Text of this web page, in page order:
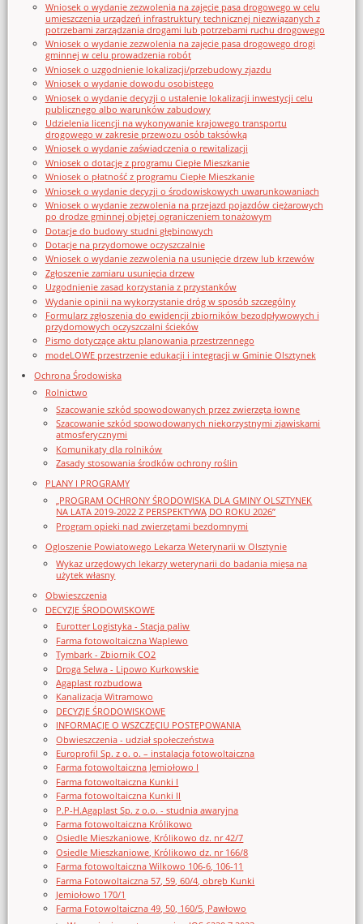
Wniosek o wydanie zezwolenia na zajęcie pasa drogowego w celu
umieszczenia urządzeń infrastruktury technicznej niezwiązanych z
potrzebami zarządzania drogami lub potrzebami ruchu drogowego
Wniosek o wydanie zezwolenia na zajęcie pasa drogowego drogi
gminnej w celu prowadzenia robót
Wniosek o uzgodnienie lokalizacji/przebudowy zjazdu
Wniosek o wydanie dowodu osobistego
Wniosek o wydanie decyzji o ustalenie lokalizacji inwestycji celu
publicznego albo warunków zabudowy
Udzielenia licencji na wykonywanie krajowego transportu
drogowego w zakresie przewozu osób taksówką
Wniosek o wydanie zaświadczenia o rewitalizacji
Wniosek o dotację z programu Ciepłe Mieszkanie
Wniosek o płatność z programu Ciepłe Mieszkanie
Wniosek o wydanie decyzji o środowiskowych uwarunkowaniach
Wniosek o wydanie zezwolenia na przejazd pojazdów ciężarowych
po drodze gminnej objętej ograniczeniem tonażowym
Dotacje do budowy studni głębinowych
Dotacje na przydomowe oczyszczalnie
Wniosek o wydanie zezwolenia na usunięcie drzew lub krzewów
Zgłoszenie zamiaru usunięcia drzew
Uzgodnienie zasad korzystania z przystanków
Wydanie opinii na wykorzystanie dróg w sposób szczególny
Formularz zgłoszenia do ewidencji zbiorników bezodpływowych i
przydomowych oczyszczalni ścieków
Pismo dotyczące aktu planowania przestrzennego
modeLOWE przestrzenie edukacji i integracji w Gminie Olsztynek
Ochrona Środowiska
Rolnictwo
Szacowanie szkód spowodowanych przez zwierzęta łowne
Szacowanie szkód spowodowanych niekorzystnymi zjawiskami
atmosferycznymi
Komunikaty dla rolników
Zasady stosowania środków ochrony roślin
PLANY I PROGRAMY
„PROGRAM OCHRONY ŚRODOWISKA DLA GMINY OLSZTYNEK
NA LATA 2019-2022 Z PERSPEKTYWĄ DO ROKU 2026”
Program opieki nad zwierzętami bezdomnymi
Ogloszenie Powiatowego Lekarza Weterynarii w Olsztynie
Wykaz urzędowych lekarzy weterynarii do badania mięsa na
użytek własny
Obwieszczenia
DECYZJE ŚRODOWISKOWE
Eurotter Logistyka - Stacja paliw
Farma fotowoltaiczna Waplewo
Tymbark - Zbiornik CO2
Droga Selwa - Lipowo Kurkowskie
Agaplast rozbudowa
Kanalizacja Witramowo
DECYZJE ŚRODOWISKOWE
INFORMACJE O WSZCZĘCIU POSTĘPOWANIA
Obwieszczenia - udział społeczeństwa
Europrofil Sp. z o. o. – instalacja fotowoltaiczna
Farma fotowoltaiczna Jemiołowo I
Farma fotowoltaiczna Kunki I
Farma fotowoltaiczna Kunki II
P.P-H.Agaplast Sp. z o.o. - studnia awaryjna
Farma fotowoltaiczna Królikowo
Osiedle Mieszkaniowe, Królikowo dz. nr 42/7
Osiedle Mieszkaniowe, Królikowo dz. nr 166/8
Farma fotowoltaiczna Wilkowo 106-6, 106-11
Farma Fotowoltaiczna 57, 59, 60/4, obręb Kunki
Jemiołowo 170/1
Farma Fotowoltaiczna 49, 50, 160/5, Pawłowo